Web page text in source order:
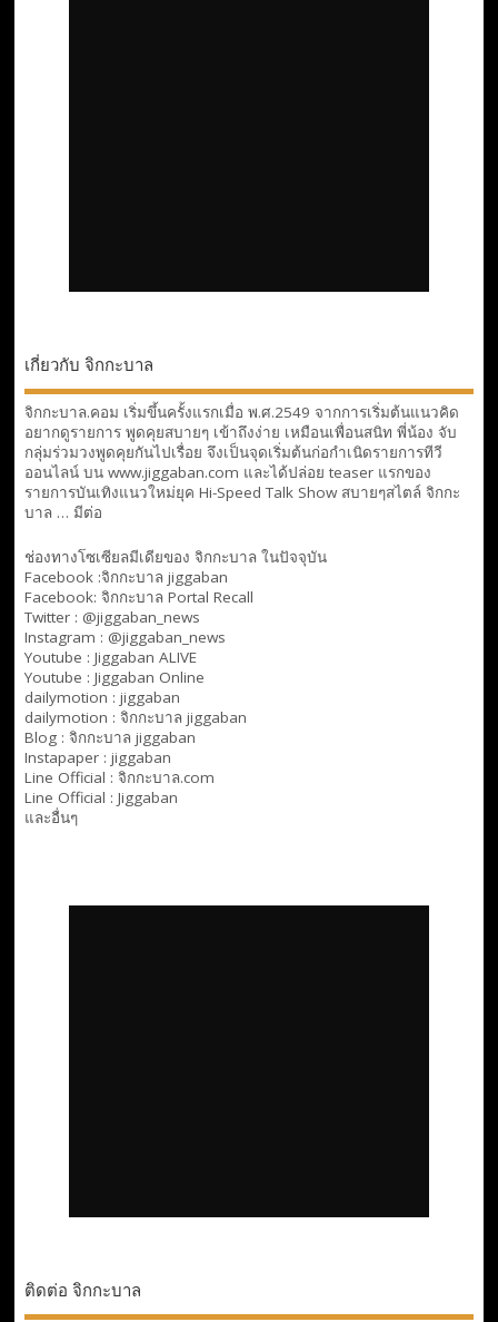
เกี่ยวกับ จิกกะบาล
จิกกะบาล.คอม เริ่มขึ้นครั้งแรกเมื่อ พ.ศ.2549 จากการเริ่มต้นแนวคิด
อยากดูรายการ พูดคุยสบายๆ เข้าถึงง่าย เหมือนเพื่อนสนิท พี่น้อง จับ
กลุ่มร่วมวงพูดคุยกันไปเรื่อย จึงเป็นจุดเริ่มต้นก่อกำเนิดรายการทีวี
ออนไลน์ บน www.jiggaban.com และได้ปล่อย teaser แรกของ
รายการบันเทิงแนวใหม่ยุค Hi-Speed Talk Show สบายๆสไตล์ จิกกะ
บาล … มีต่อ
ช่องทางโซเซียลมีเดียของ จิกกะบาล ในปัจจุบัน
Facebook :จิกกะบาล jiggaban
Facebook: จิกกะบาล Portal Recall
Twitter : @jiggaban_news
Instagram : @jiggaban_news
Youtube : Jiggaban ALIVE
Youtube : Jiggaban Online
dailymotion : jiggaban
dailymotion : จิกกะบาล jiggaban
Blog : จิกกะบาล jiggaban
Instapaper : jiggaban
Line Official : จิกกะบาล.com
Line Official : Jiggaban
และอื่นๆ
ติดต่อ จิกกะบาล